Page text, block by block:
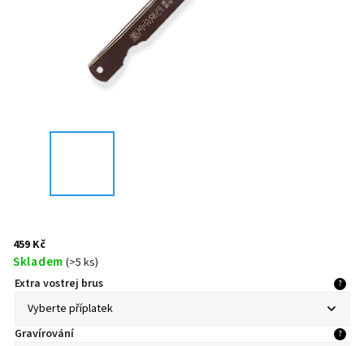
459 Kč
Skladem (>5 ks)
Extra vostrej brus
?
Gravírování ?